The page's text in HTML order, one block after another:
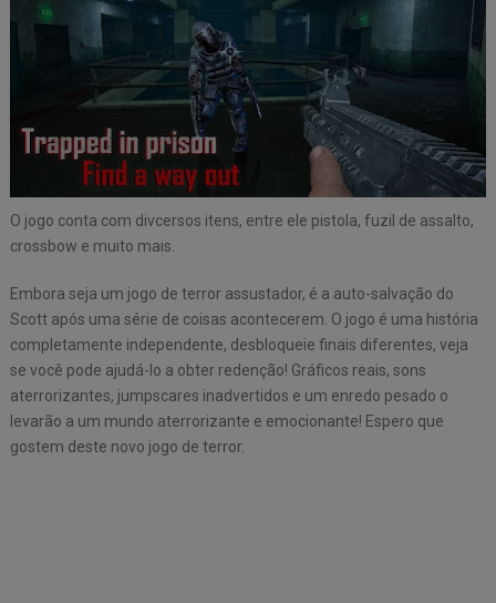
O jogo conta com divcersos itens, entre ele pistola, fuzil de assalto,
crossbow e muito mais.
Embora seja um jogo de terror assustador, é a auto-salvação do
Scott após uma série de coisas acontecerem. O jogo é uma história
completamente independente, desbloqueie finais diferentes, veja
se você pode ajudá-lo a obter redenção! Gráficos reais, sons
aterrorizantes, jumpscares inadvertidos e um enredo pesado o
levarão a um mundo aterrorizante e emocionante! Espero que
gostem deste novo jogo de terror.